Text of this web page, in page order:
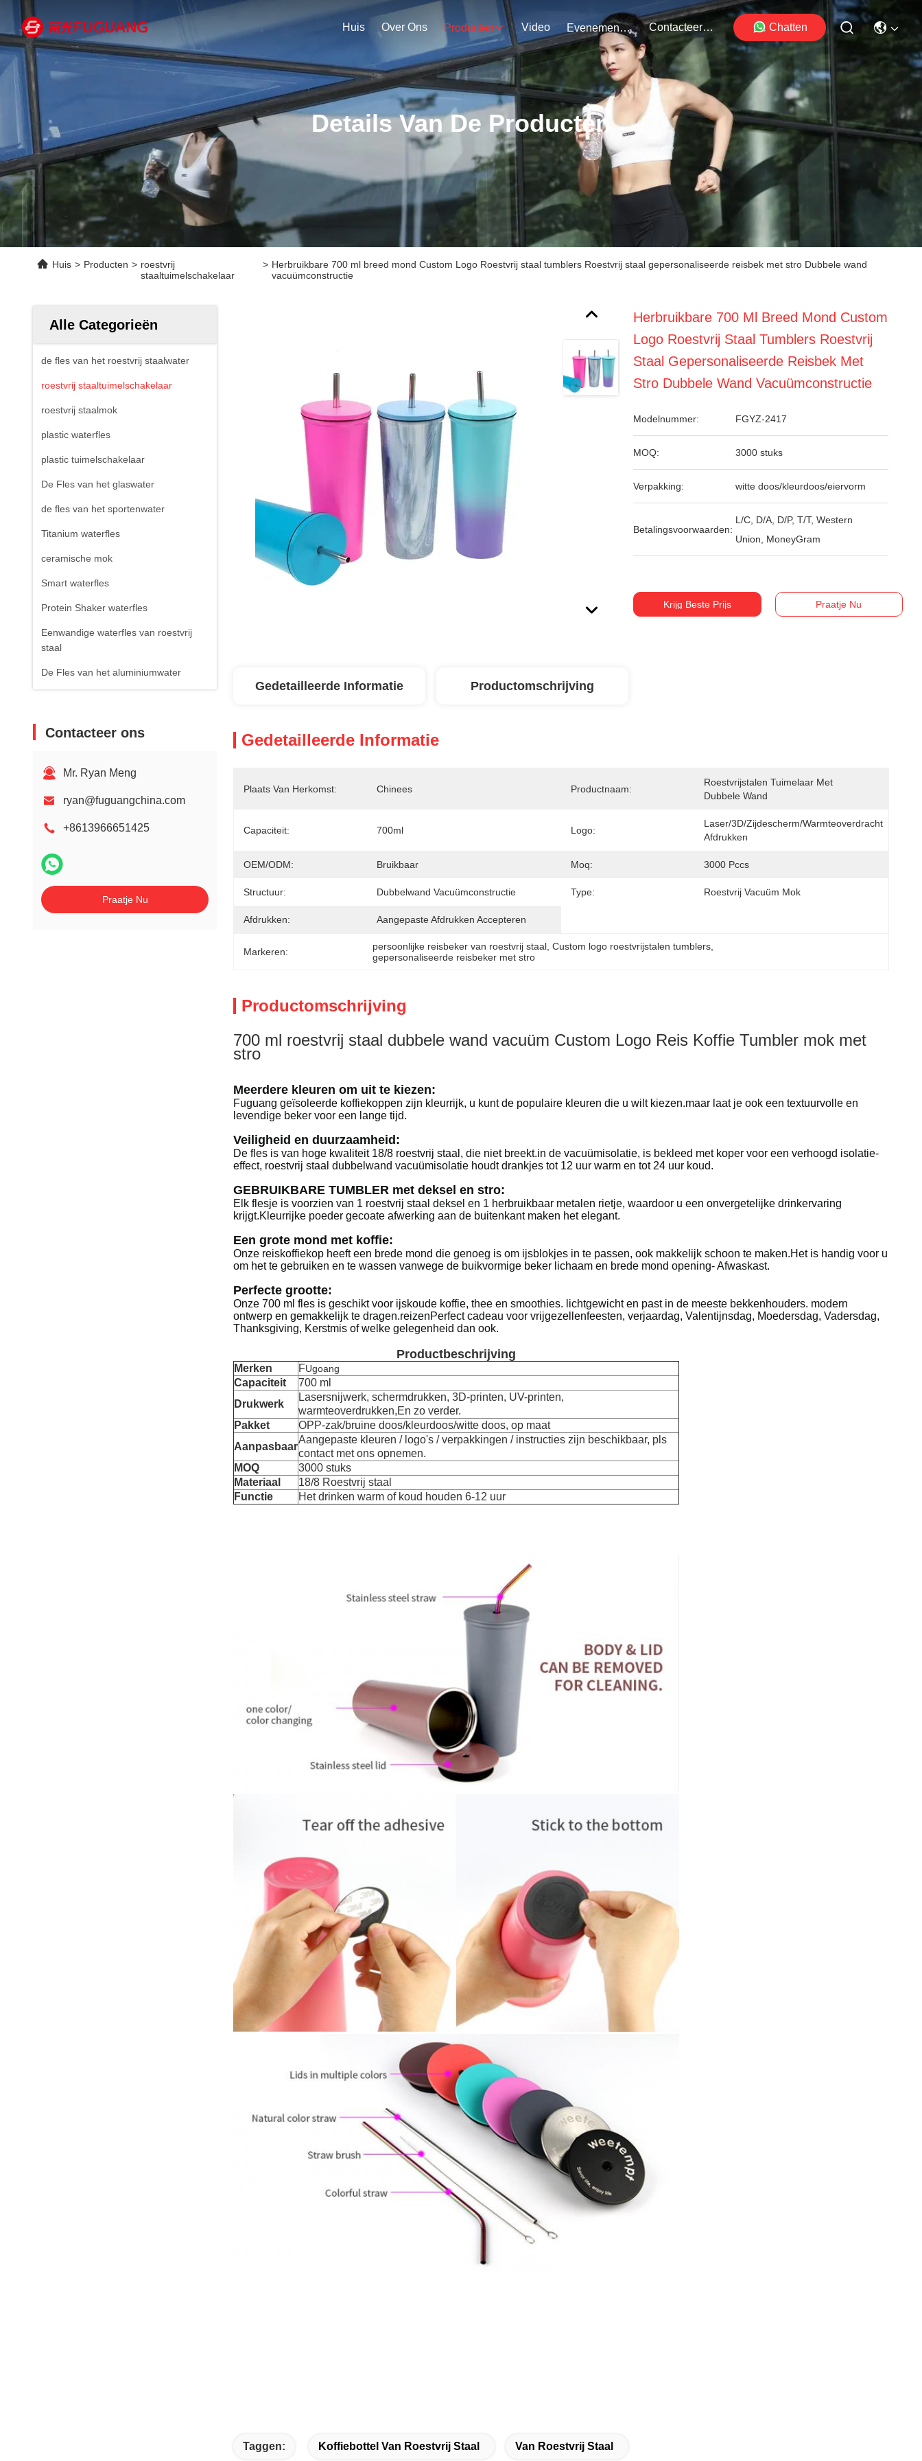
Huis Over Ons Producten Video Evenementen Contacteer Ons Chatten
Details Van De Producten
Huis > Producten > roestvrij
staaltuimelschakelaar
> Herbruikbare 700 ml breed mond Custom Logo Roestvrij staal tumblers Roestvrij staal gepersonaliseerde reisbek met stro Dubbele wand
vacuümconstructie
Alle Categorieën
de fles van het roestvrij staalwater
roestvrij staaltuimelschakelaar
roestvrij staalmok
plastic waterfles
plastic tuimelschakelaar
De Fles van het glaswater
de fles van het sportenwater
Titanium waterfles
ceramische mok
Smart waterfles
Protein Shaker waterfles
Eenwandige waterfles van roestvrij
staal
De Fles van het aluminiumwater
Contacteer ons
Mr. Ryan Meng
ryan@fuguangchina.com
+8613966651425
Praatje Nu
Herbruikbare 700 Ml Breed Mond Custom
Logo Roestvrij Staal Tumblers Roestvrij
Staal Gepersonaliseerde Reisbek Met
Stro Dubbele Wand Vacuümconstructie
Modelnummer: FGYZ-2417
MOQ: 3000 stuks
Verpakking: witte doos/kleurdoos/eiervorm
Betalingsvoorwaarden:
L/C, D/A, D/P, T/T, Western
Union, MoneyGram
Krijg Beste Prijs Praatje Nu
Gedetailleerde Informatie Productomschrijving
Gedetailleerde Informatie
Plaats Van Herkomst: Chinees Productnaam:
Roestvrijstalen Tuimelaar Met
Dubbele Wand
Capaciteit: 700ml Logo:
Laser/3D/zijdescherm/warmteoverdracht
Afdrukken
OEM/ODM: Bruikbaar Moq: 3000 Pccs
Structuur: Dubbelwand Vacuümconstructie Type: Roestvrij Vacuüm Mok
Afdrukken: Aangepaste Afdrukken Accepteren
Markeren: persoonlijke reisbeker van roestvrij staal , Custom logo roestvrijstalen tumblers
gepersonaliseerde reisbeker met stro
Productomschrijving
700 ml roestvrij staal dubbele wand vacuüm Custom Logo Reis Koffie Tumbler mok met
stro
Meerdere kleuren om uit te kiezen:
Fuguang geïsoleerde koffiekoppen zijn kleurrijk, u kunt de populaire kleuren die u wilt kiezen.maar laat je ook een textuurvolle en
levendige beker voor een lange tijd.
Veiligheid en duurzaamheid:
De fles is van hoge kwaliteit 18/8 roestvrij staal, die niet breekt.in de vacuümisolatie, is bekleed met koper voor een verhoogd isolatie-
effect, roestvrij staal dubbelwand vacuümisolatie houdt drankjes tot 12 uur warm en tot 24 uur koud.
GEBRUIKBARE TUMBLER met deksel en stro:
Elk flesje is voorzien van 1 roestvrij staal deksel en 1 herbruikbaar metalen rietje, waardoor u een onvergetelijke drinkervaring
krijgt.Kleurrijke poeder gecoate afwerking aan de buitenkant maken het elegant.
Een grote mond met koffie:
Onze reiskoffiekop heeft een brede mond die genoeg is om ijsblokjes in te passen, ook makkelijk schoon te maken.Het is handig voor u
om het te gebruiken en te wassen vanwege de buikvormige beker lichaam en brede mond opening- Afwaskast.
Perfecte grootte:
Onze 700 ml fles is geschikt voor ijskoude koffie, thee en smoothies. lichtgewicht en past in de meeste bekkenhouders. modern
ontwerp en gemakkelijk te dragen.reizenPerfect cadeau voor vrijgezellenfeesten, verjaardag, Valentijnsdag, Moedersdag, Vadersdag,
Thanksgiving, Kerstmis of welke gelegenheid dan ook.
Productbeschrijving
Merken FUgoang
Capaciteit
700 ml
Drukwerk
Lasersnijwerk, schermdrukken, 3D-printen, UV-printen,
warmteoverdrukken,En zo verder.
Pakket
OPP-zak/bruine doos/kleurdoos/witte doos, op maat
Aanpasbaar
Aangepaste kleuren / logo's / verpakkingen / instructies zijn beschikbaar, pls
contact met ons opnemen.
MOQ
3000 stuks
Materiaal
18/8 Roestvrij staal
Functie
Het drinken warm of koud houden 6-12 uur
Taggen: Koffiebottel Van Roestvrij Staal Van Roestvrij Staal